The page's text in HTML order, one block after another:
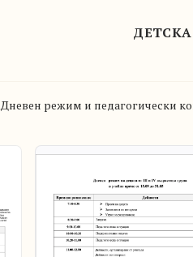
Дневен режим и педагогически